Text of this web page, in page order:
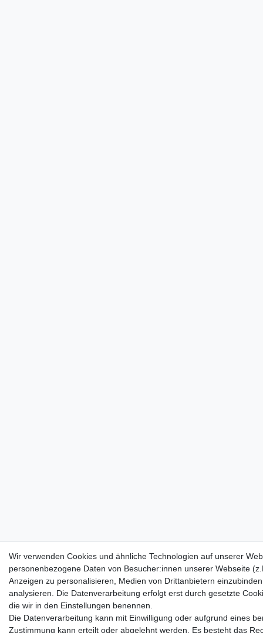
Wir verwenden Cookies und ähnliche Technologien auf unserer
personenbezogene Daten von Besucher:innen unserer Webseite
Anzeigen zu personalisieren, Medien von Drittanbietern
analysieren. Die Datenverarbeitung erfolgt erst durch gesetzte
die wir in den Einstellungen benennen.
Die Datenverarbeitung kann mit Einwilligung oder aufgrund eines
Zustimmung kann erteilt oder abgelehnt werden. Es besteht das